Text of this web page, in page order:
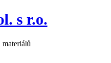
s r.o.
materiálů